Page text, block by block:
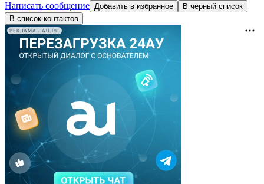
Написать сообщение Добавить в избранное
В чёрный список
В список контактов
РЕКЛАМА • AU.RU